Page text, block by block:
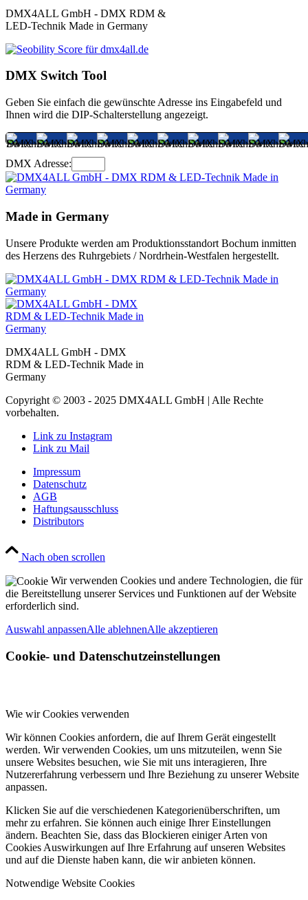
DMX4ALL GmbH - DMX RDM &
LED-Technik Made in Germany
DMX Switch Tool
Geben Sie einfach die gewünschte Adresse ins Eingabefeld und
Ihnen wird die DIP-Schalterstellung angezeigt.
DMX Adresse:
Made in Germany
Unsere Produkte werden am Produktionsstandort Bochum inmitten
des Herzens des Ruhrgebiets / Nordrhein-Westfalen hergestellt.
DMX4ALL GmbH - DMX
RDM & LED-Technik Made in
Germany
Copyright © 2003 - 2025 DMX4ALL GmbH | Alle Rechte
vorbehalten.
Link zu Instagram
Link zu Mail
Impressum
Datenschutz
AGB
Haftungsausschluss
Distributors
Nach oben scrollen
Wir verwenden Cookies und andere Technologien, die für
die Bereitstellung unserer Services und Funktionen auf der Website
erforderlich sind.
Auswahl anpassenAlle ablehnenAlle akzeptieren
Cookie- und Datenschutzeinstellungen
Wie wir Cookies verwenden
Wir können Cookies anfordern, die auf Ihrem Gerät eingestellt
werden. Wir verwenden Cookies, um uns mitzuteilen, wenn Sie
unsere Websites besuchen, wie Sie mit uns interagieren, Ihre
Nutzererfahrung verbessern und Ihre Beziehung zu unserer Website
anpassen.
Klicken Sie auf die verschiedenen Kategorienüberschriften, um
mehr zu erfahren. Sie können auch einige Ihrer Einstellungen
ändern. Beachten Sie, dass das Blockieren einiger Arten von
Cookies Auswirkungen auf Ihre Erfahrung auf unseren Websites
und auf die Dienste haben kann, die wir anbieten können.
Notwendige Website Cookies